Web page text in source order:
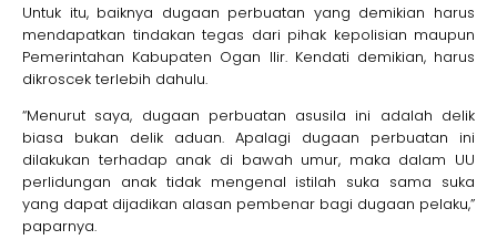
Untuk itu, baiknya dugaan perbuatan yang demikian harus
mendapatkan tindakan tegas dari pihak kepolisian maupun
Pemerintahan Kabupaten Ogan Ilir. Kendati demikian, harus
dikroscek terlebih dahulu.
“Menurut saya, dugaan perbuatan asusila ini adalah delik
biasa bukan delik aduan. Apalagi dugaan perbuatan ini
dilakukan terhadap anak di bawah umur, maka dalam UU
perlidungan anak tidak mengenal istilah suka sama suka
yang dapat dijadikan alasan pembenar bagi dugaan pelaku,”
paparnya.